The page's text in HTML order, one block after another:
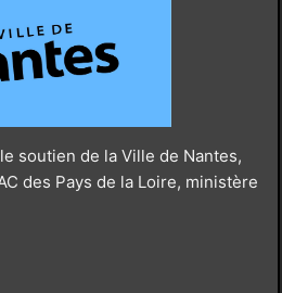
soutien de la Ville de Nantes,
des Pays de la Loire, ministère